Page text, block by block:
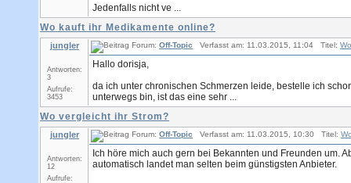
Jedenfalls nicht ve ...
Wo kauft ihr Medikamente online?
jungler
Antworten:
3
Aufrufe:
3453
Forum: Off-Topic Verfasst am: 11.03.2015, 11:04 Titel:
Hallo dorisja,
da ich unter chronischen Schmerzen leide, bestelle ich
unterwegs bin, ist das eine sehr ...
Wo vergleicht ihr Strom?
jungler
Antworten:
12
Aufrufe:
Forum: Off-Topic Verfasst am: 11.03.2015, 10:30 Titel:
Ich höre mich auch gern bei Bekannten und Freunden um.
automatisch landet man selten beim günstigsten Anbieter.